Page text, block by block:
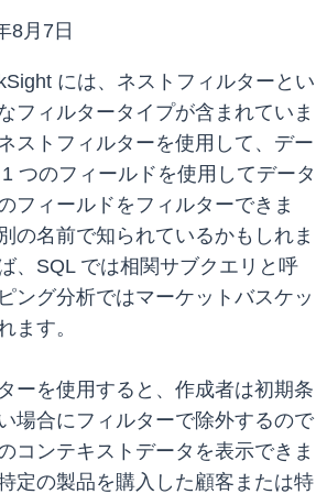
8月7日
には、ネストフィルターとい
フィルタータイプが含まれていま
ストフィルターを使用して、デー
つのフィールドを使用してデータ
フィールドをフィルターできま
の名前で知られているかもしれま
、SQL では相関サブクエリと呼
ング分析ではマーケットバスケッ
ます。
ーを使用すると、作成者は初期条
場合にフィルターで除外するので
コンテキストデータを表示できま
定の製品を購入した顧客または特